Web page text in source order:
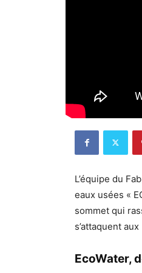
L’équipe du
eaux usées «
sommet qui
s’attaquent
EcoWater,